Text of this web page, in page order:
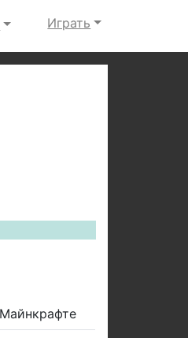
Играть
Next